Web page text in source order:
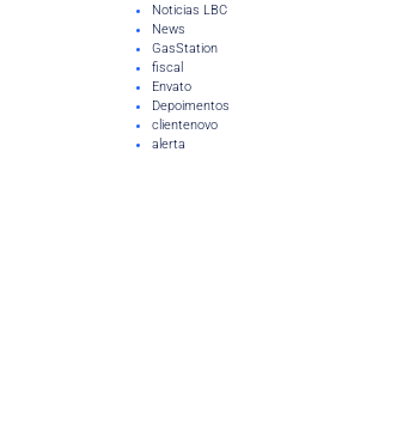
Noticias LBC
News
GasStation
fiscal
Envato
Depoimentos
clientenovo
alerta